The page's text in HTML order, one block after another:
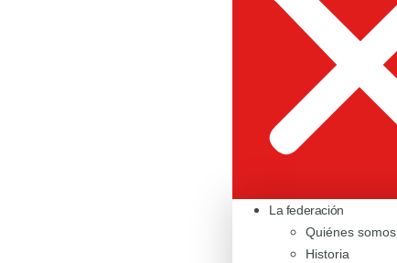
La federación
Quiénes somos
Historia